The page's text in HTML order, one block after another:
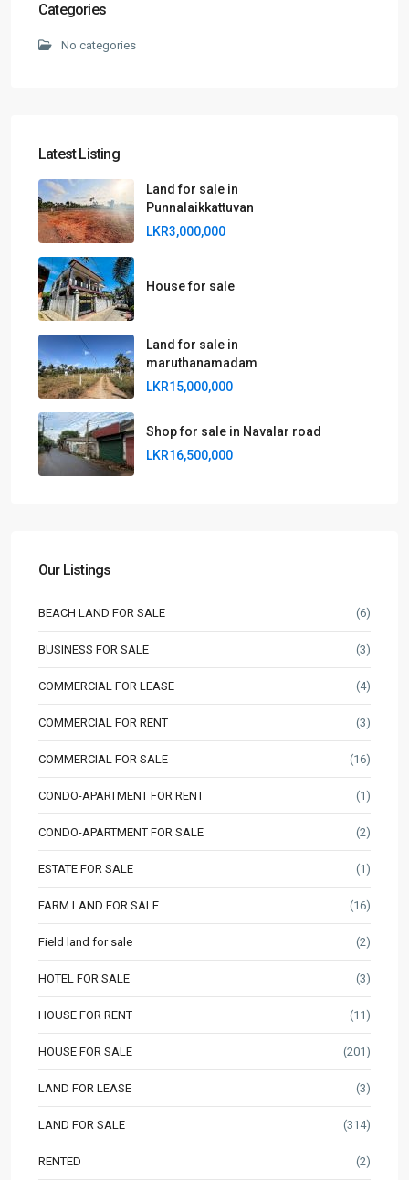
Categories
No categories
Latest Listing
Land for sale in
Punnalaikkattuvan
LKR3,000,000
House for sale
Land for sale in
maruthanamadam
LKR15,000,000
Shop for sale in Navalar road
LKR16,500,000
Our Listings
BEACH LAND FOR SALE (6)
BUSINESS FOR SALE (3)
COMMERCIAL FOR LEASE (4)
COMMERCIAL FOR RENT (3)
COMMERCIAL FOR SALE (16)
CONDO-APARTMENT FOR RENT (1)
CONDO-APARTMENT FOR SALE (2)
ESTATE FOR SALE (1)
FARM LAND FOR SALE (16)
Field land for sale (2)
HOTEL FOR SALE (3)
HOUSE FOR RENT (11)
HOUSE FOR SALE (201)
LAND FOR LEASE (3)
LAND FOR SALE (314)
RENTED (2)